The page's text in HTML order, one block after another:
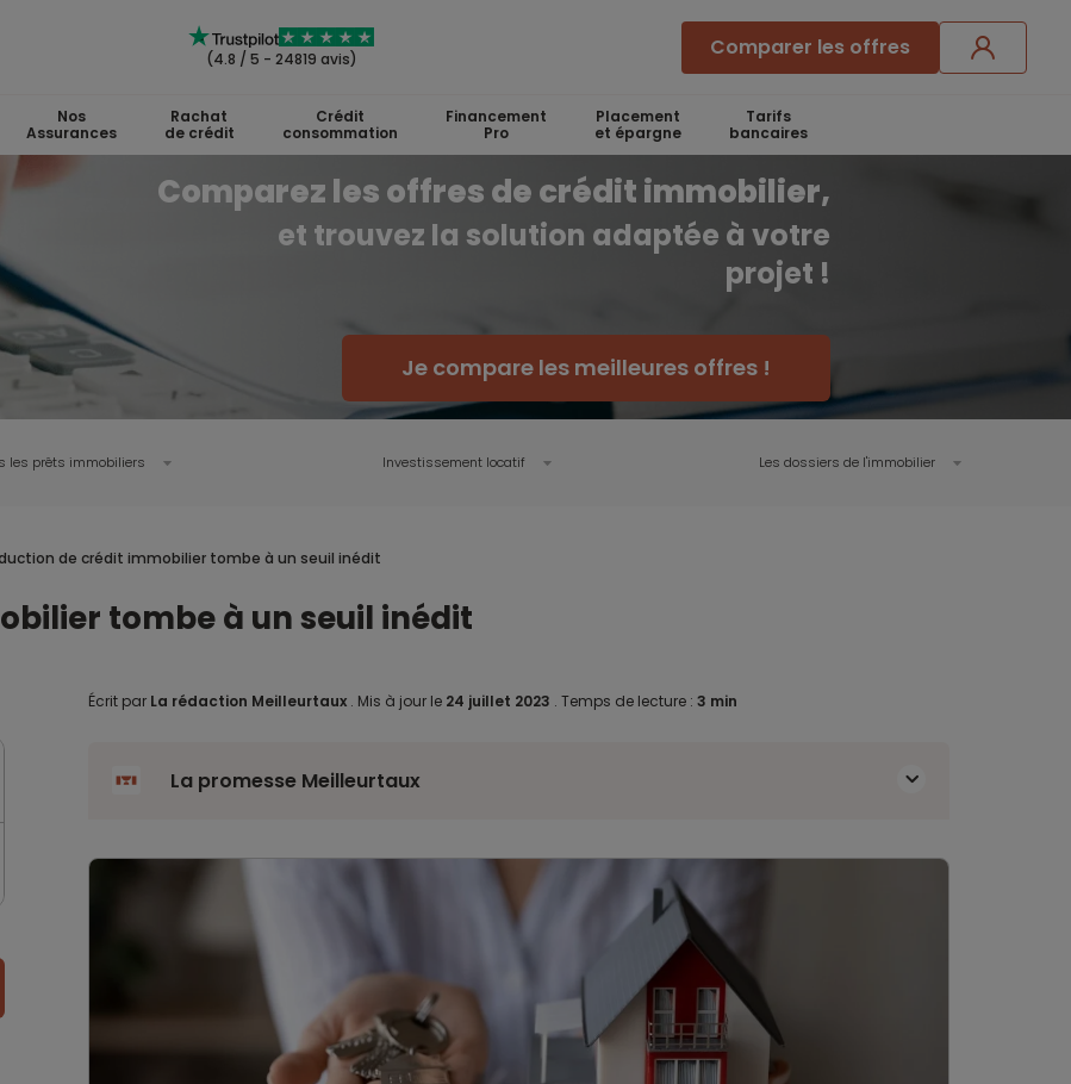
(4.8 / 5 - 24819 avis) Comparer les offres
Nos
Assurances
Rachat
de crédit
Crédit
consommation
Financement
Pro
Placement
et épargne
Tarifs
bancaires
Comparez les offres de crédit immobilier,
et trouvez la solution adaptée à votre
projet !
Je compare les meilleures offres !
les prêts immobiliers
Investissement locatif Les dossiers de l'immobilier
de crédit immobilier tombe à un seuil inédit
tombe à un seuil inédit
Écrit par La rédaction Meilleurtaux . Mis à jour le 24 juillet 2023 . Temps de lecture : 3 min
La promesse Meilleurtaux